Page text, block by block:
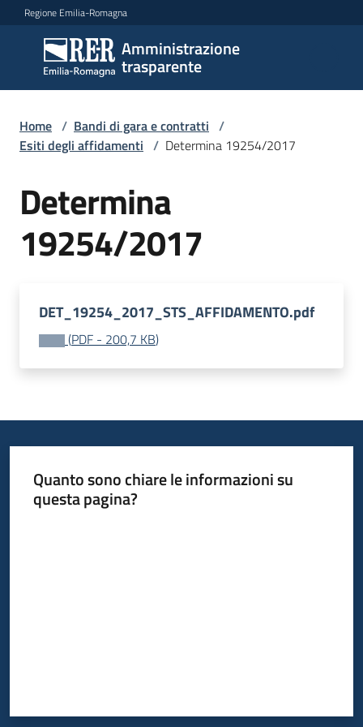
Vai al contenuto
Vai alla navigazione
Vai al footer
Regione Emilia-Romagna
Amministrazione
trasparente
Amministrazione
trasparente
Sottosezioni
Accesso
Home / Bandi di gara e contratti /
Esiti degli affidamenti / Determina 19254/2017
Determina
19254/2017
DET_19254_2017_STS_AFFIDAMENTO.pdf
(PDF - 200,7 KB)
Quanto sono chiare le informazioni su
questa pagina?